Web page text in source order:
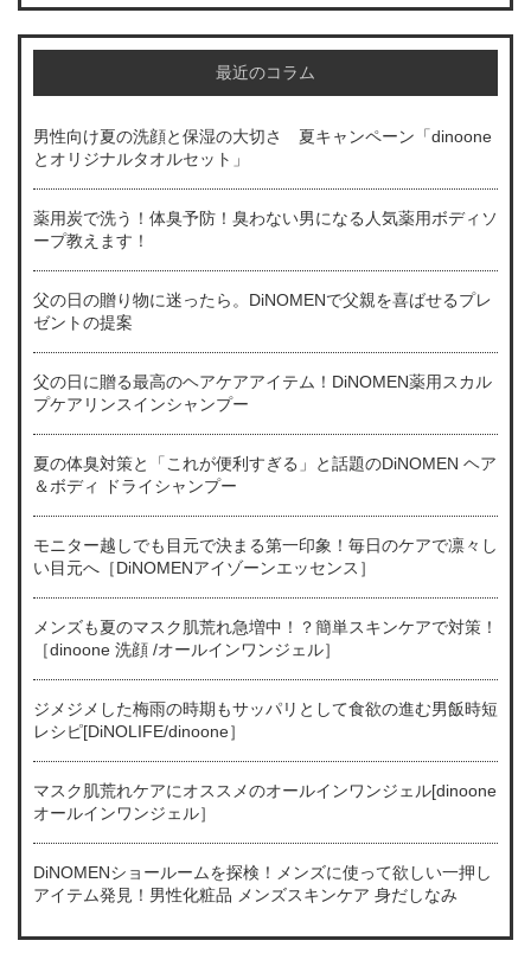
最近のコラム
男性向け夏の洗顔と保湿の大切さ 夏キャンペーン「dinoone
とオリジナルタオルセット」
薬用炭で洗う！体臭予防！臭わない男になる人気薬用ボディソ
ープ教えます！
父の日の贈り物に迷ったら。DiNOMENで父親を喜ばせるプレ
ゼントの提案
父の日に贈る最高のヘアケアアイテム！DiNOMEN薬用スカル
プケアリンスインシャンプー
夏の体臭対策と「これが便利すぎる」と話題のDiNOMEN ヘア
＆ボディ ドライシャンプー
モニター越しでも目元で決まる第一印象！毎日のケアで凛々し
い目元へ［DiNOMENアイゾーンエッセンス］
メンズも夏のマスク肌荒れ急増中！？簡単スキンケアで対策！
［dinoone 洗顔 /オールインワンジェル］
ジメジメした梅雨の時期もサッパリとして食欲の進む男飯時短
レシピ[DiNOLIFE/dinoone］
マスク肌荒れケアにオススメのオールインワンジェル[dinoone
オールインワンジェル］
DiNOMENショールームを探検！メンズに使って欲しい一押し
アイテム発見！男性化粧品 メンズスキンケア 身だしなみ